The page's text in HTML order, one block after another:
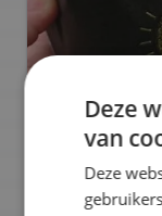
De
Bekijk
Deze
van
Deze